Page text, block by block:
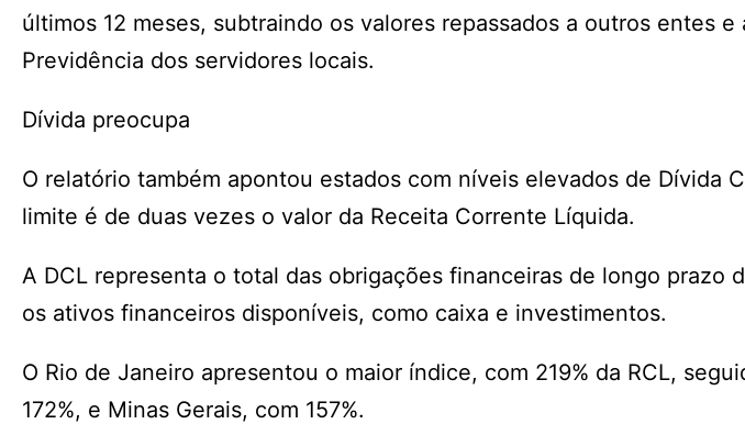
últimos 12 meses, subtraindo os valores repassados a outros entes
Previdência dos servidores locais.
Dívida preocupa
O relatório também apontou estados com níveis elevados de Dívida
limite é de duas vezes o valor da Receita Corrente Líquida.
A DCL representa o total das obrigações financeiras de longo prazo
os ativos financeiros disponíveis, como caixa e investimentos.
O Rio de Janeiro apresentou o maior índice, com 219% da RCL,
172%, e Minas Gerais, com 157%.